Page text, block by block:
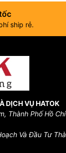
ship rẻ.
DỊCH VỤ HATOK
Thành Phố Hồ
Và Đầu Tư